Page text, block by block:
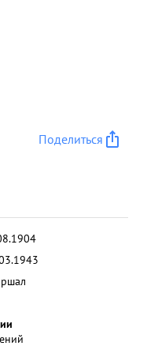
ни разу не
Поделиться